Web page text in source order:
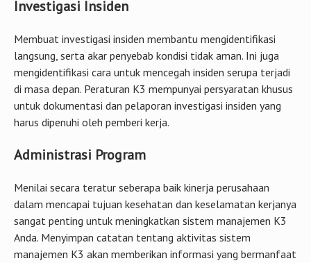
Investigasi Insiden
Membuat investigasi insiden membantu mengidentifikasi
langsung, serta akar penyebab kondisi tidak aman. Ini juga
mengidentifikasi cara untuk mencegah insiden serupa terjadi
di masa depan. Peraturan K3 mempunyai persyaratan khusus
untuk dokumentasi dan pelaporan investigasi insiden yang
harus dipenuhi oleh pemberi kerja.
Administrasi Program
Menilai secara teratur seberapa baik kinerja perusahaan
dalam mencapai tujuan kesehatan dan keselamatan kerjanya
sangat penting untuk meningkatkan sistem manajemen K3
Anda. Menyimpan catatan tentang aktivitas sistem
manajemen K3 akan memberikan informasi yang bermanfaat